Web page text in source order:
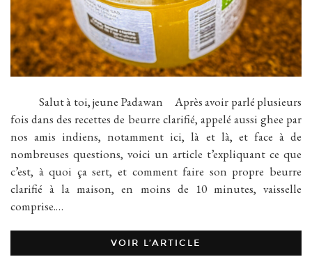
Salut à toi, jeune Padawan Après avoir parlé plusieurs
fois dans des recettes de beurre clarifié, appelé aussi ghee par
nos amis indiens, notamment ici, là et là, et face à de
nombreuses questions, voici un article t’expliquant ce que
c’est, à quoi ça sert, et comment faire son propre beurre
clarifié à la maison, en moins de 10 minutes, vaisselle
comprise.…
VOIR L’ARTICLE